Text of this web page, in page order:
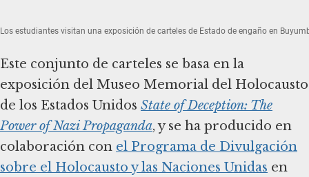
Los estudiantes visitan una exposición de carteles de Estado de engaño en
Este conjunto de carteles se basa en la
exposición del Museo Memorial del Holocausto
de los Estados Unidos State of Deception: The
Power of Nazi Propaganda, y se ha producido en
colaboración con el Programa de Divulgación
sobre el Holocausto y las Naciones Unidas en